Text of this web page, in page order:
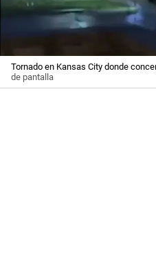
Tornado en Kansas City donde
de pantalla